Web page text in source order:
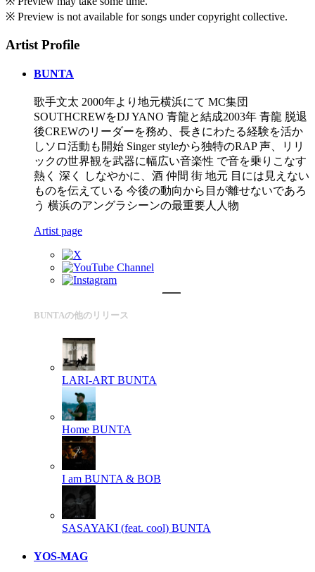
※ Preview is not available for songs under copyright collective.
Artist Profile
BUNTA
歌手文太 2000年より地元横浜にて MC集団
SOUTHCREWをDJ YANO 青龍と結成2003年 青龍 脱退
後CREWのリーダーを務め、長きにわたる経験を活か
しソロ活動も開始 Singer styleから独特のRAP 声、リリ
ックの世界観を武器に幅広い音楽性 で音を乗りこなす
熱く 深く しなやかに、酒 仲間 街 地元 目には見えない
ものを伝えている 今後の動向から目が離せないであろ
う 横浜のアングラシーンの最重要人人物
Artist page
BUNTAの他のリリース
LARI-ART BUNTA
Home BUNTA
I am BUNTA & BOB
SASAYAKI (feat. cool) BUNTA
YOS-MAG